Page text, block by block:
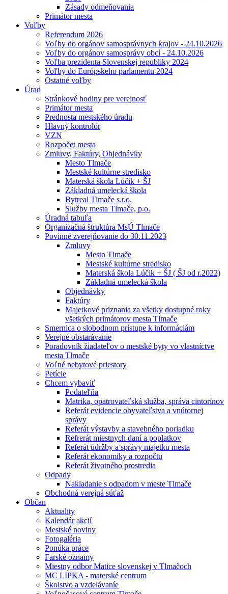
Zásady odmeňovania
Primátor mesta
Voľby
Referendum 2026
Voľby do orgánov samosprávnych krajov - 24.10.2026
Voľby do orgánov samosprávy obcí - 24.10.2026
Voľba prezidenta Slovenskej republiky 2024
Voľby do Európskeho parlamentu 2024
Ostatné voľby
Úrad
Stránkové hodiny pre verejnosť
Primátor mesta
Prednosta mestského úradu
Hlavný kontrolór
VZN
Rozpočet mesta
Zmluvy, Faktúry, Objednávky
Mesto Tlmače
Mestské kultúrne stredisko
Materská škola Lúčik + ŠJ
Základná umelecká škola
Bytreal Tlmače s.r.o.
Služby mesta Tlmače, p.o.
Úradná tabuľa
Organizačná štruktúra MsÚ Tlmače
Povinné zverejňovanie do 30.11.2023
Zmluvy
Mesto Tlmače
Mestské kultúrne stredisko
Materská škola Lúčik + ŠJ ( ŠJ od r.2022)
Základná umelecká škola
Objednávky
Faktúry
Majetkové priznania za všetky dostupné roky
všetkých primátorov mesta Tlmače
Smernica o slobodnom prístupe k informáciám
Verejné obstarávanie
Poradovník žiadateľov o mestské byty vo vlastníctve
mesta Tlmače
Voľné nebytové priestory
Petície
Chcem vybaviť
Podateľňa
Matrika, opatrovateľská služba, správa cintorínov
Referát evidencie obyvateľstva a vnútornej
správy
Referát výstavby a stavebného poriadku
Refrerát miestnych daní a poplatkov
Referát údržby a správy majetku mesta
Referát ekonomiky a rozpočtu
Referát životného prostredia
Odpady
Nakladanie s odpadom v meste Tlmače
Obchodná verejná súťaž
Občan
Aktuality
Kalendár akcií
Mestské noviny
Fotogaléria
Ponúka práce
Farské oznamy
Miestny odbor Matice slovenskej v Tlmačoch
MC LIPKA - materské centrum
Školstvo a vzdelávaníe